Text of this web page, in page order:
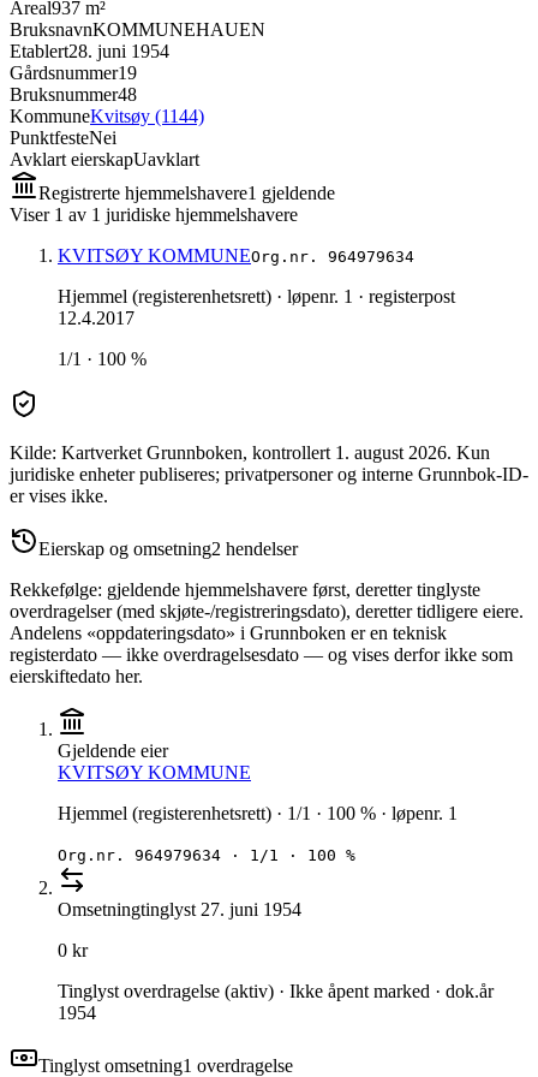
Areal937 m²
BruksnavnKOMMUNEHAUEN
Etablert28. juni 1954
Gårdsnummer19
Bruksnummer48
KommuneKvitsøy (1144)
PunktfesteNei
Avklart eierskapUavklart
Registrerte hjemmelshavere1 gjeldende
Viser 1 av 1 juridiske hjemmelshavere
KVITSØY KOMMUNEOrg.nr. 964979634
Hjemmel (registerenhetsrett) · løpenr. 1 · registerpost
12.4.2017
1/1 · 100 %
Kilde: Kartverket Grunnboken, kontrollert 1. august 2026. Kun
juridiske enheter publiseres; privatpersoner og interne Grunnbok-ID-
er vises ikke.
Eierskap og omsetning2 hendelser
Rekkefølge: gjeldende hjemmelshavere først, deretter tinglyste
overdragelser (med skjøte-/registreringsdato), deretter tidligere eiere.
Andelens «oppdateringsdato» i Grunnboken er en teknisk
registerdato — ikke overdragelsesdato — og vises derfor ikke som
eierskiftedato her.
Gjeldende eier
KVITSØY KOMMUNE
Hjemmel (registerenhetsrett) · 1/1 · 100 % · løpenr. 1
Org.nr. 964979634 · 1/1 · 100 %
Omsetningtinglyst 27. juni 1954
0 kr
Tinglyst overdragelse (aktiv) · Ikke åpent marked · dok.år
1954
Tinglyst omsetning1 overdragelse